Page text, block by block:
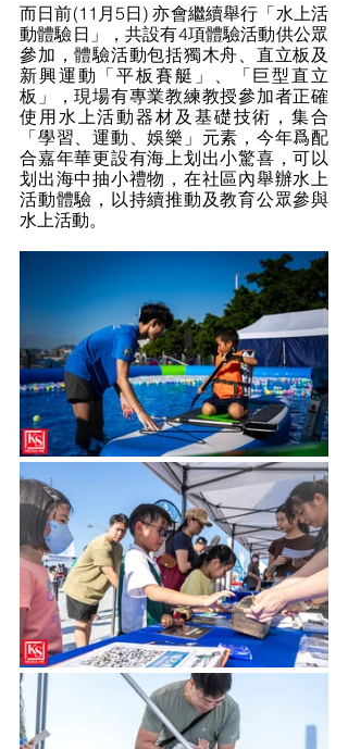
⽽⽇前(11⽉5⽇) 亦會繼續舉行「水上活
動體驗日」，共設有4項體驗活動供公眾
參加，體驗活動包括獨木舟、直⽴板及
新興運動「平板賽艇」、「巨型直⽴
板」，現場有專業教練教授參加者正確
使用水上活動器材及基礎技術，集合
「學習、運動、娛樂」元素，今年爲配
合嘉年華更設有海上划出小驚喜，可以
划出海中抽小禮物，在社區內舉辦水上
活動體驗，以持續推動及教育公眾參與
水上活動。